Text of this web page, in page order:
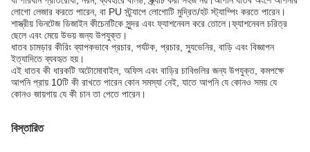
লোগো লেজার করতে পারেন, বা PU স্ট্র্যাপে লোগোটি মুদ্রিত/হট স্ট্যাম্পিং করতে পারেন।
শাস্ত্রীয় ভিনটেজ ডিজাইন কীচেনটিকে সুন্দর এবং ফ্যাশনেবল করে তোলে।ফ্যাশনেবল চরিত্র
ছেলে এবং মেয়ে উভয় জন্য উপযুক্ত।
ধাতব চামড়ার কীরিং ব্যাপকভাবে প্রচার, পর্যটক, প্রচার, স্যুভেনির, বাড়ি এবং বিজ্ঞাপন
ইত্যাদিতে ব্যবহৃত হয়।
এই ধাতব কী ধারকটি অটোমোবাইল, অফিস এবং বাড়ির চাবিগুলির জন্য উপযুক্ত, কমপক্ষে
আপনি প্রায় 10টি কী রাখতে পারেন কোন সমস্যা নেই, যাতে আপনি যে কোনও সময় যে
কোনও জায়গায় যে কী চান তা পেতে পারেন।
বিস্তারিত